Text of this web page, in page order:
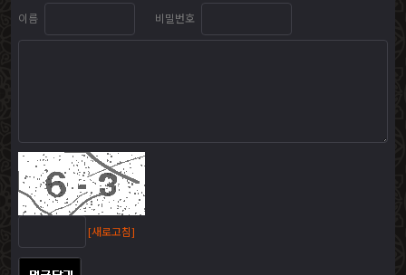
이름 비밀번호
[새로고침]